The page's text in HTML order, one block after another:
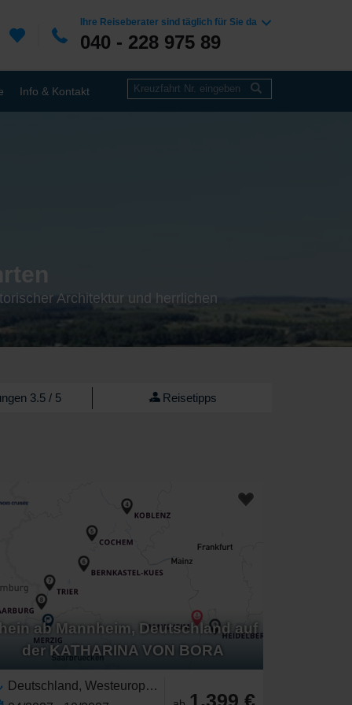
Ihre Reiseberater sind täglich für Sie da
040 - 228 975 89
Info & Kontakt
Architektur und herrlichen
3.5 / 5 Reisetipps
ab Mannheim, Deutschland auf
der KATHARINA VON BORA
Deutschland, Westeuropa,Europäischer Fluss,Europa,Rhein,Mosel,Saar,Neckar
1.399 €